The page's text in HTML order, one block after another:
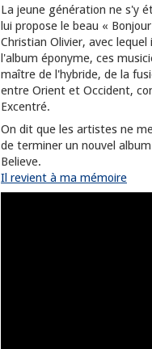
La jeune génération ne s'y
lui propose le beau «
Christian Olivier, avec
l'album éponyme, ces
maître de l'hybride, de la
entre Orient et Occident,
Excentré.
On dit que les artistes ne
de terminer un nouvel
Believe.
Il revient à ma mémoire